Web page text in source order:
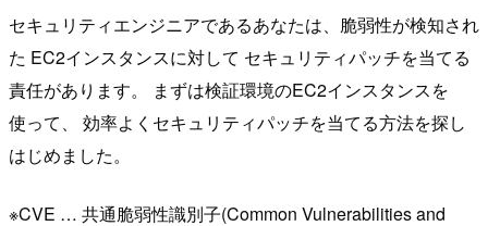
セキュリティエンジニアであるあなたは、脆弱性が検知され
た EC2インスタンスに対して セキュリティパッチを当てる
責任があります。 まずは検証環境のEC2インスタンスを
使って、 効率よくセキュリティパッチを当てる方法を探し
はじめました。
※CVE … 共通脆弱性識別子(Common Vulnerabilities and